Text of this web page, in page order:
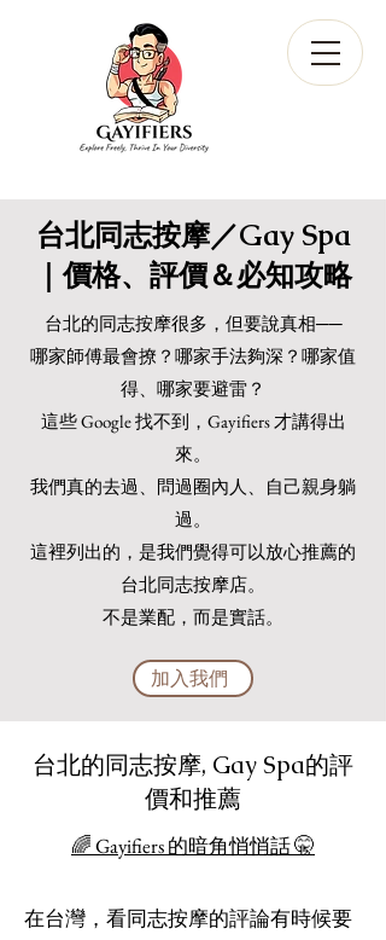
台北同志按摩／Gay Spa
｜價格、評價＆必知攻略
台北的同志按摩很多，但要說真相──
哪家師傅最會撩？哪家手法夠深？哪家值
得、哪家要避雷？
這些 Google 找不到，Gayifiers 才講得出
來。
我們真的去過、問過圈內人、自己親身躺
過。
這裡列出的，是我們覺得可以放心推薦的
台北同志按摩店。
不是業配，而是實話。
加入我們
台北的同志按摩, Gay Spa的評
價和推薦
🌈 Gayifiers 的暗角悄悄話 🤫
在台灣，看同志按摩的評論有時候要